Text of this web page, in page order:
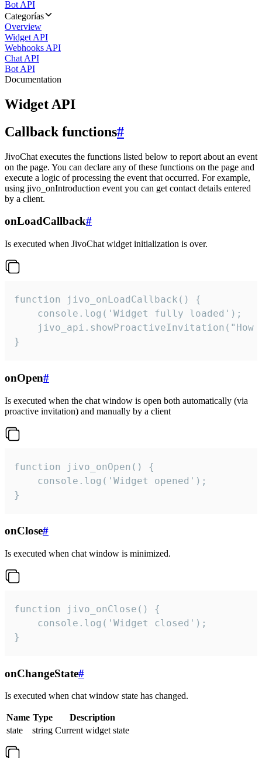
Bot API
Categorías
Overview
Widget API
Webhooks API
Chat API
Bot API
Documentation
Widget API
Callback functions#
JivoChat executes the functions listed below to report about an event
on the page. You can declare any of these functions on the page and
execute a logic of processing the event that occurred. For example,
using jivo_onIntroduction event you can get contact details entered
by a client.
onLoadCallback#
Is executed when JivoChat widget initialization is over.
function jivo_onLoadCallback() {
    console.log('Widget fully loaded');
jivo_api.showProactiveInvitation("How
}
onOpen#
Is executed when the chat window is open both automatically (via
proactive invitation) and manually by a client
function jivo_onOpen() {
    console.log('Widget opened');
}
onClose#
Is executed when chat window is minimized.
function jivo_onClose() {
    console.log('Widget closed');
}
onChangeState#
Is executed when chat window state has changed.
Name Type
Description
state
string Current widget state